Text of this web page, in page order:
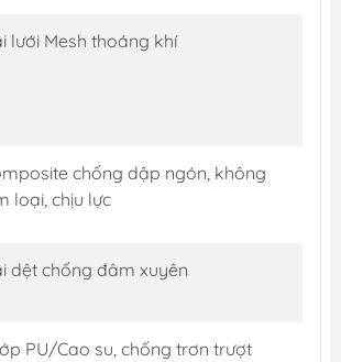
lưới Mesh thoáng khí
chống dập ngón, không
loại, chịu lực
dệt chống đâm xuyên
PU/Cao su, chống trơn trượt